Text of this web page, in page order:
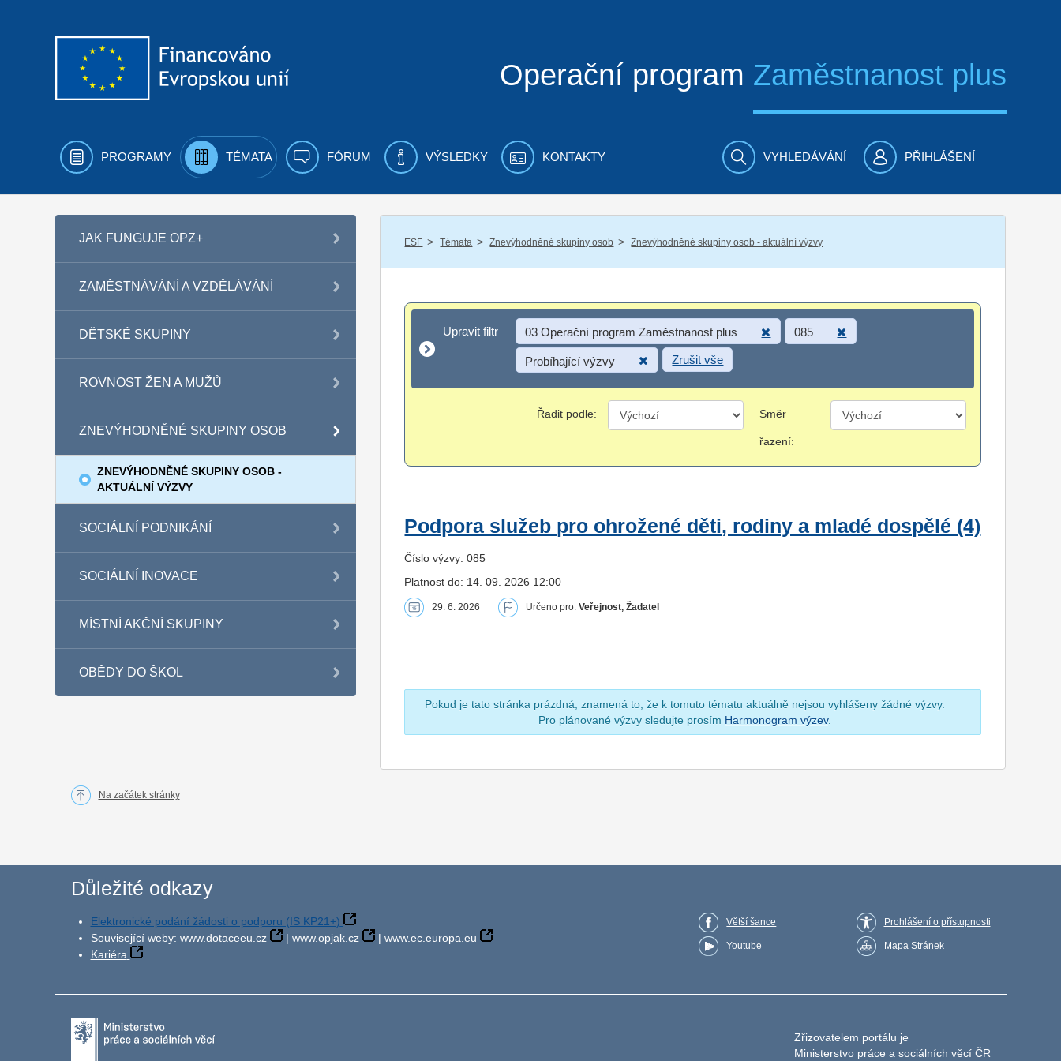
Operační program Zaměstnanost plus
PROGRAMY TÉMATA FÓRUM VÝSLEDKY KONTAKTY VYHLEDÁVÁNÍ PŘIHLÁŠENÍ
JAK FUNGUJE OPZ+
ZAMĚSTNÁVÁNÍ A VZDĚLÁVÁNÍ
DĚTSKÉ SKUPINY
ROVNOST ŽEN A MUŽŮ
ZNEVÝHODNĚNÉ SKUPINY OSOB
ZNEVÝHODNĚNÉ SKUPINY OSOB -
AKTUÁLNÍ VÝZVY
SOCIÁLNÍ PODNIKÁNÍ
SOCIÁLNÍ INOVACE
MÍSTNÍ AKČNÍ SKUPINY
OBĚDY DO ŠKOL
ESF / Témata / Znevýhodněné skupiny osob / Znevýhodněné skupiny osob - aktuální výzvy
Upravit filtr
Upravit filtr 03 Operační program Zaměstnanost plus 085
Probíhající výzvy Zrušit vše
Řadit podle: Směr
řazení:
Podpora služeb pro ohrožené děti, rodiny a mladé dospělé (4)
Číslo výzvy: 085
Platnost do: 14. 09. 2026 12:00
29. 6. 2026 Určeno pro:Veřejnost, Žadatel
Pokud je tato stránka prázdná, znamená to, že k tomuto tématu aktuálně nejsou vyhlášeny žádné výzvy.
Pro plánované výzvy sledujte prosím Harmonogram výzev.
Na začátek stránky
Důležité odkazy
Elektronické podání žádosti o podporu (IS KP21+)
Související weby: www.dotaceeu.cz | www.opjak.cz | www.ec.europa.eu
Kariéra
Větší šance
Youtube
Prohlášení o přístupnosti
Mapa Stránek
Zřizovatelem portálu je
Ministerstvo práce a sociálních věcí ČR